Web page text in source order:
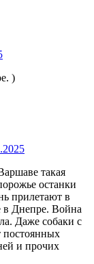
)
такая
останки
прилетают в
в Днепре. Война
Даже собаки с
постоянных
и прочих